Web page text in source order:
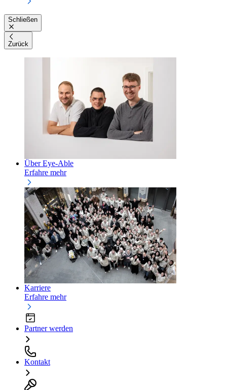
Schließen
Zurück
Über Eye-Able
Erfahre mehr
Karriere
Erfahre mehr
Partner werden
Kontakt